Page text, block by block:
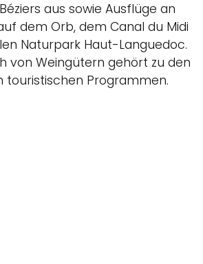
aus sowie Ausflüge an
dem Orb, dem Canal du Midi
Naturpark Haut-Languedoc.
von Weingütern gehört zu den
touristischen Programmen.